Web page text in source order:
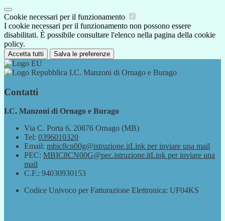
Cookie necessari per il funzionamento
I cookie necessari per il funzionamento non possono essere
disabilitati. È possibile consultare l'elenco nella pagina della cookie
policy.
Accetta tutti Salva le preferenze
I.C. Manzoni di Ornago e Burago
Contatti
I.C. Manzoni di Ornago e Burago
Via C. Porta 6, 20876 Ornago (MB)
Tel: 0396010320
Email: mbic8cn00g@istruzione.itLink per inviare una mail
PEC: MBIC8CN00G@pec.istruzione.itLink per inviare una
mail
C.F.: 94030930153
Codice Univoco per Fatturazione Elettronica: UF04KS